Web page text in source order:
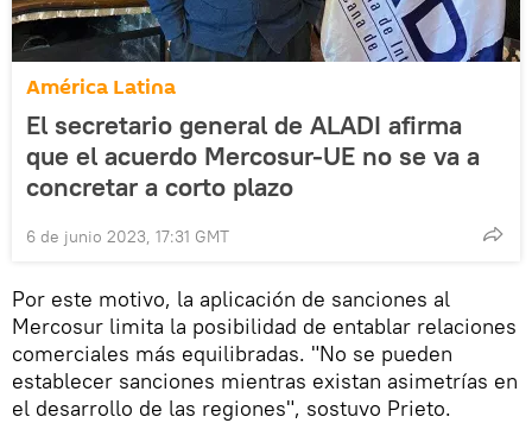
América Latina
El secretario general de ALADI afirma
que el acuerdo Mercosur-UE no se va a
concretar a corto plazo
6 de junio 2023, 17:31 GMT
Por este motivo, la aplicación de sanciones al
Mercosur limita la posibilidad de entablar relaciones
comerciales más equilibradas. "No se pueden
establecer sanciones mientras existan asimetrías en
el desarrollo de las regiones", sostuvo Prieto.